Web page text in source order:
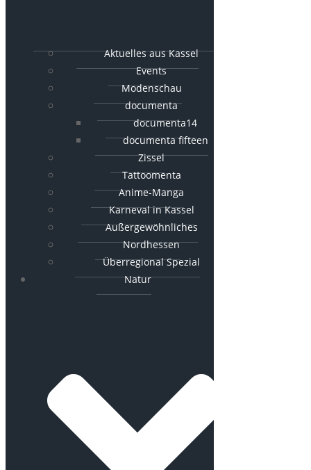
Aktuelles aus Kassel
Events
Modenschau
documenta
documenta14
documenta fifteen
Zissel
Tattoomenta
Anime-Manga
Karneval in Kassel
Außergewöhnliches
Nordhessen
Überregional Spezial
Natur